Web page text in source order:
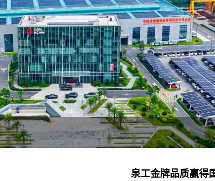
泉工金牌品质赢得